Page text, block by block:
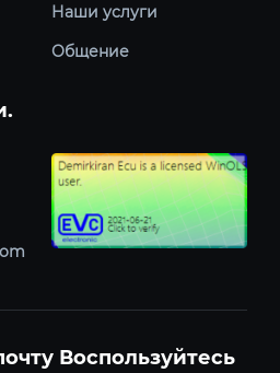
Наши услуги
Общение
Воспользуйтесь